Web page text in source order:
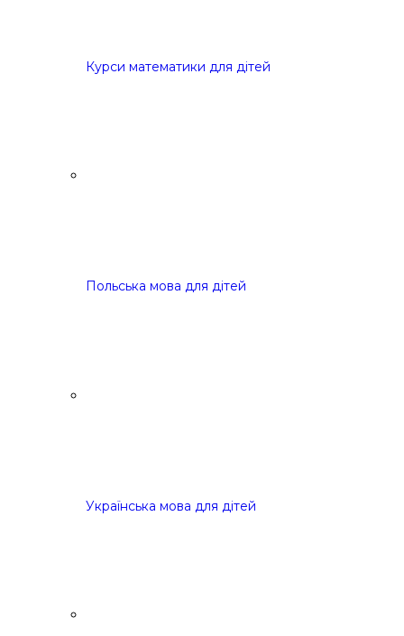
Курси математики для дітей
Польська мова для дітей
Українська мова для дітей